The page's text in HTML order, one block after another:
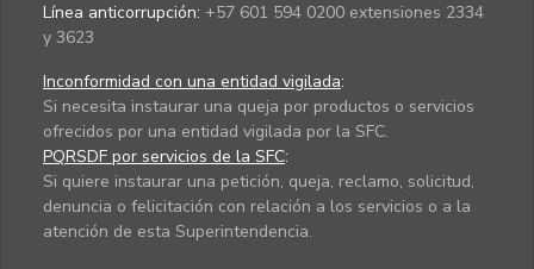
Línea anticorrupción: +57 601 594 0200 extensiones 2334
y 3623
Inconformidad con una entidad vigilada:
Si necesita instaurar una queja por productos o servicios
ofrecidos por una entidad vigilada por la SFC.
PQRSDF por servicios de la SFC:
Si quiere instaurar una petición, queja, reclamo, solicitud,
denuncia o felicitación con relación a los servicios o a la
atención de esta Superintendencia.